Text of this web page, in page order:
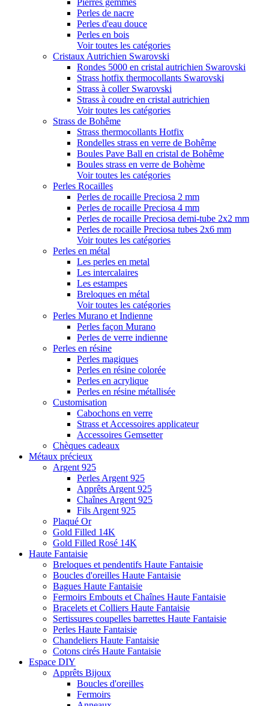
Pierres gemmes
Perles de nacre
Perles d'eau douce
Perles en bois
Voir toutes les catégories
Cristaux Autrichien Swarovski
Rondes 5000 en cristal autrichien Swarovski
Strass hotfix thermocollants Swarovski
Strass à coller Swarovski
Strass à coudre en cristal autrichien
Voir toutes les catégories
Strass de Bohême
Strass thermocollants Hotfix
Rondelles strass en verre de Bohême
Boules Pave Ball en cristal de Bohême
Boules strass en verre de Bohème
Voir toutes les catégories
Perles Rocailles
Perles de rocaille Preciosa 2 mm
Perles de rocaille Preciosa 4 mm
Perles de rocaille Preciosa demi-tube 2x2 mm
Perles de rocaille Preciosa tubes 2x6 mm
Voir toutes les catégories
Perles en métal
Les perles en metal
Les intercalaires
Les estampes
Breloques en métal
Voir toutes les catégories
Perles Murano et Indienne
Perles façon Murano
Perles de verre indienne
Perles en résine
Perles magiques
Perles en résine colorée
Perles en acrylique
Perles en résine métallisée
Customisation
Cabochons en verre
Strass et Accessoires applicateur
Accessoires Gemsetter
Chèques cadeaux
Métaux précieux
Argent 925
Perles Argent 925
Apprêts Argent 925
Chaînes Argent 925
Fils Argent 925
Plaqué Or
Gold Filled 14K
Gold Filled Rosé 14K
Haute Fantaisie
Breloques et pendentifs Haute Fantaisie
Boucles d'oreilles Haute Fantaisie
Bagues Haute Fantaisie
Fermoirs Embouts et Chaînes Haute Fantaisie
Bracelets et Colliers Haute Fantaisie
Sertissures coupelles barrettes Haute Fantaisie
Perles Haute Fantaisie
Chandeliers Haute Fantaisie
Cotons cirés Haute Fantaisie
Espace DIY
Apprêts Bijoux
Boucles d'oreilles
Fermoirs